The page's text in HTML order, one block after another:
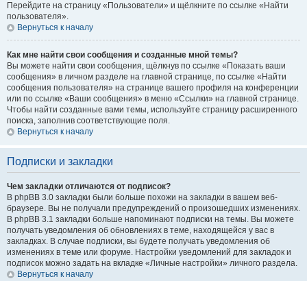
Перейдите на страницу «Пользователи» и щёлкните по ссылке «Найти
пользователя».
Вернуться к началу
Как мне найти свои сообщения и созданные мной темы?
Вы можете найти свои сообщения, щёлкнув по ссылке «Показать ваши
сообщения» в личном разделе на главной странице, по ссылке «Найти
сообщения пользователя» на странице вашего профиля на конференции
или по ссылке «Ваши сообщения» в меню «Ссылки» на главной странице.
Чтобы найти созданные вами темы, используйте страницу расширенного
поиска, заполнив соответствующие поля.
Вернуться к началу
Подписки и закладки
Чем закладки отличаются от подписок?
В phpBB 3.0 закладки были больше похожи на закладки в вашем веб-
браузере. Вы не получали предупреждений о произошедших изменениях.
В phpBB 3.1 закладки больше напоминают подписки на темы. Вы можете
получать уведомления об обновлениях в теме, находящейся у вас в
закладках. В случае подписки, вы будете получать уведомления об
изменениях в теме или форуме. Настройки уведомлений для закладок и
подписок можно задать на вкладке «Личные настройки» личного раздела.
Вернуться к началу